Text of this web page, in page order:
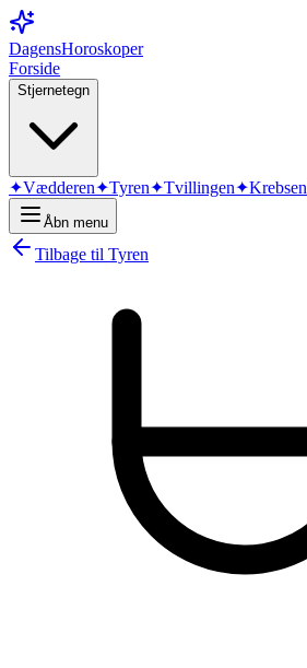
DagensHoroskoper
Forside
Stjernetegn
✦Vædderen✦Tyren✦Tvillingen✦Krebsen
Åbn menu
Tilbage til Tyren